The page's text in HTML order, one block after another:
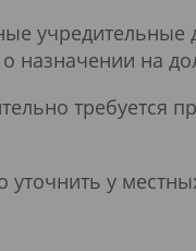
назначении на
требуется
у